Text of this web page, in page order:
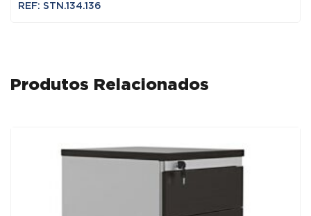
REF: STN.134.136
Produtos Relacionados